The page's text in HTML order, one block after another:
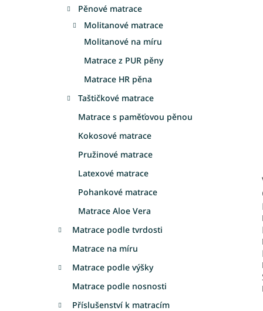
Pěnové matrace
Molitanové matrace
Molitanové na míru
Matrace z PUR pěny
Matrace HR pěna
Taštičkové matrace
Matrace s paměťovou pěnou
Kokosové matrace
Pružinové matrace
Latexové matrace
Pohankové matrace
Matrace Aloe Vera
Matrace podle tvrdosti
Matrace na míru
Matrace podle výšky
Matrace podle nosnosti
Příslušenství k matracím